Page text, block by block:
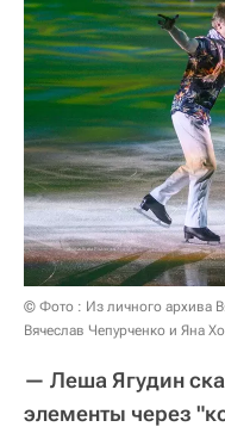
© Фото : Из личного архива
Вячеслав Чепурченко и Яна
— Леша Ягудин
элементы через